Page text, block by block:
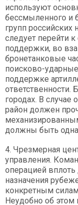
используют
бессмыленного и
групп российских
следует перейти
поддержки, во
бронетанковые
поисково-
поддержке
городах. В случае
район должен
должны быть одна
4. Чрезмерная
управления.
операцией вплоть
назначения
конкретным
Неудобно об этом